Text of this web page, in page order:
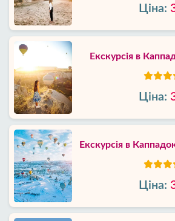
Ціна:
Екскурсія в
Ціна:
Екскурсія в
Ціна: